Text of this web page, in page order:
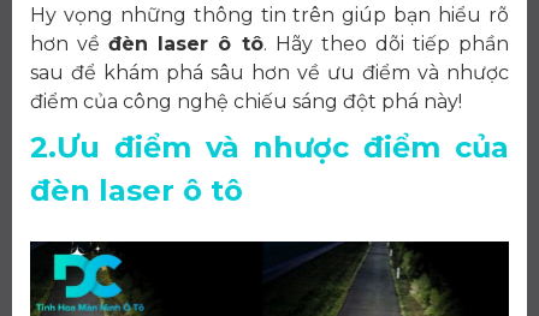
Hy vọng những thông tin trên giúp bạn hiểu rõ
hơn vềđèn laser ô tô. Hãy theo dõi tiếp phần
sau để khám phá sâu hơn về ưu điểm và nhược
điểm của công nghệ chiếu sáng đột phá này!
2.Ưu điểm và nhược điểm của
đèn laser ô tô